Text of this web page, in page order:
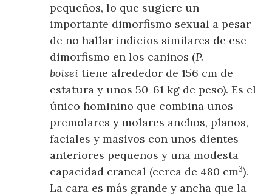
pequeños, lo que sugiere un
importante dimorfismo sexual a pesar
de no hallar indicios similares de ese
dimorfismo en los caninos (P.
boiseitiene alrededor de 156 cm de
estatura y unos 50-61 kg de peso). Es el
único hominino que combina unos
premolares y molares anchos, planos,
faciales y masivos con unos dientes
anteriores pequeños y una modesta
capacidad craneal (cerca de 480 cm3).
La cara es más grande y ancha que la